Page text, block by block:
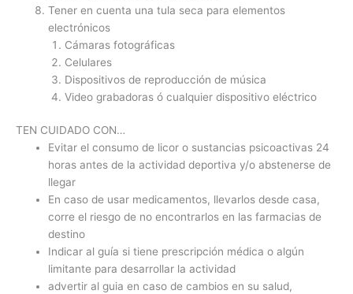
Tener en cuenta una tula seca para elementos
electrónicos
Cámaras fotográficas
Celulares
Dispositivos de reproducción de música
Video grabadoras ó cualquier dispositivo eléctrico
TEN CUIDADO CON…
Evitar el consumo de licor o sustancias psicoactivas 24
horas antes de la actividad deportiva y/o abstenerse de
llegar
En caso de usar medicamentos, llevarlos desde casa,
corre el riesgo de no encontrarlos en las farmacias de
destino
Indicar al guía si tiene prescripción médica o algún
limitante para desarrollar la actividad
advertir al guia en caso de cambios en su salud,